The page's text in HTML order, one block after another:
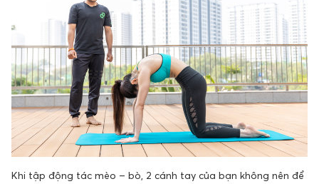
Khi tập động tác mèo – bò, 2 cánh tay của bạn không nên để